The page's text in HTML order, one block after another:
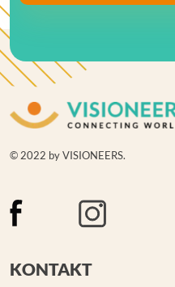
© 2022 by VISIONEERS.
KONTAKT